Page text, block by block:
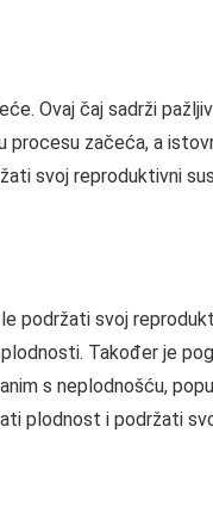
Ovaj čaj sadrži
začeća, a
svoj reproduktivni
podržati svoj
Također je
s neplodnošću,
plodnost i podržati